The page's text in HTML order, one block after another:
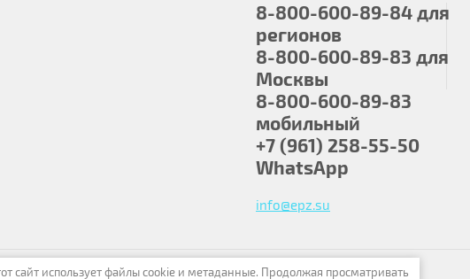
8-800-600-89-84для
регионов
8-800-600-89-83 для
Москвы
8-800-600-89-83
мобильный
+7 (961) 258-55-50
WhatsApp
info@epz.su
сайт использует файлы cookie и метаданные. Продолжая просматривать